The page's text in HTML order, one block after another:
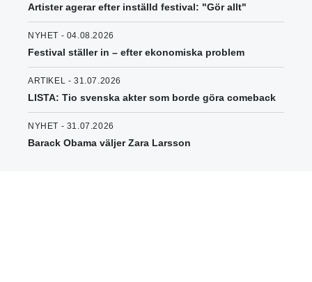
Artister agerar efter inställd festival: "Gör allt"
NYHET - 04.08.2026
Festival ställer in – efter ekonomiska problem
ARTIKEL - 31.07.2026
LISTA: Tio svenska akter som borde göra comeback
NYHET - 31.07.2026
Barack Obama väljer Zara Larsson